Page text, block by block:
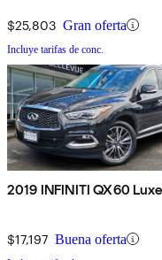
$25,803 Gran oferta
Incluye tarifas de conc.
2019 INFINITI QX60
$17,197 Buena oferta